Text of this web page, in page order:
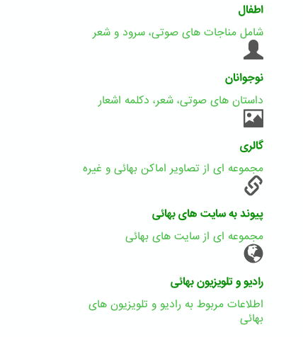
اطفال
شامل مناجات های صوتی، سرود و شعر
نوجوانان
داستان های صوتی، شعر، دکلمه اشعار
گالری
مجموعه ای از تصاویر اماکن بهائی و غیره
پیوند به سایت های بهائی
مجموعه ای از سایت های بهائی
رادیو و تلویزیون بهائی
اطلاعات مربوط به رادیو و تلویزیون های
بهائی